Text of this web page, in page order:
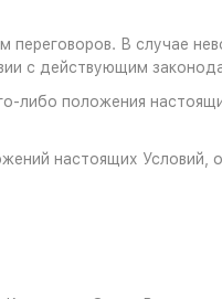
переговоров. В случае
с действующим
либо положения
настоящих Условий,